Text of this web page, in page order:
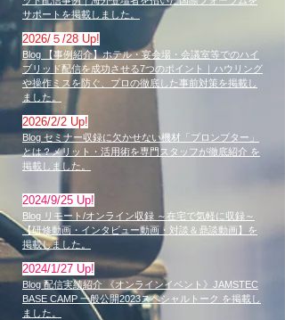
サポート を掲載しました。
2026/５ /28 Up!
Blog
【事例紹介】ホテル・宴会場・会議室等でのハイ
ブリッド配信を成功させる7つのポイント｜ハウリング
や操作ミスを防ぐ、プロの徹底した事前対策を掲載し
ました。
2026/2/2 Up!
Blog セミナー収録に欠かせない機材「プロンプター」
とは？メリット・活用術を専門スタッフが徹底紹介 を
掲載しました。
​2024/9/25 Up!
Blog リモート/オンライン収録 ～在宅で気軽に収録～
【研修動画・インタビュー動画・対談＆鼎談動画】を
掲載しました。
​2024/1/27 Up!
Blog 配信実績紹介 《オンラインイベント》JAMSTEC
BASE CAMP 一般公開2023スペシャルトーク を掲載し
ました。